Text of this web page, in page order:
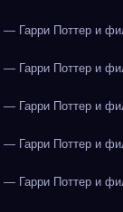
Гарри Поттер и
Гарри Поттер и
Гарри Поттер и
Гарри Поттер и
Гарри Поттер и